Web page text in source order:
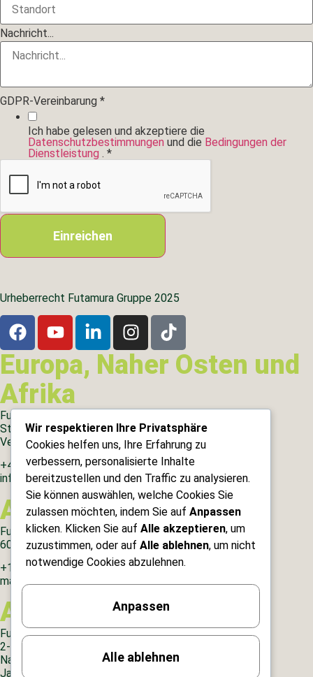
Nachricht...
GDPR-Vereinbarung *
Ich habe gelesen und akzeptiere die
Datenschutzbestimmungen und die Bedingungen der
Dienstleistung . *
Einreichen
Urheberrecht Futamura Gruppe 2025
Europa, Naher Osten und
Afrika
Futamura (Europa) Ltd.
Station Road, Wigton, Cumbria CA7 9BG,
Vereinigtes Königreich
+44 (0)1697 341212
info@futamuragroup.com
Amerika
Futamura USA Inc.
6000 SE 2nd Street, Tecumseh, KS 66542 USA
+1-770-818-3012
marketing@futamuragroup.com
Asien-Pazifik
Futamura Chemical Co. Ltd.
2-29-16, Meieki, Nakamura-ku
Nagoya, Aichi, 450-0002
Japan
Wir respektieren Ihre Privatsphäre
Cookies helfen uns, Ihre Erfahrung zu
verbessern, personalisierte Inhalte
bereitzustellen und den Traffic zu analysieren.
Sie können auswählen, welche Cookies Sie
zulassen möchten, indem Sie auf Anpassen
klicken. Klicken Sie auf Alle akzeptieren, um
zuzustimmen, oder auf Alle ablehnen, um nicht
notwendige Cookies abzulehnen.
Anpassen
Alle ablehnen